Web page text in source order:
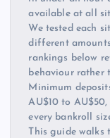
available at all
We tested each
different
rankings below
behaviour rather
Minimum
AU$10 to
every bankroll
This guide walks